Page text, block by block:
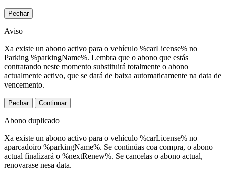
Pechar
Aviso
Xa existe un abono activo para o vehículo %carLicense% no
Parking %parkingName%. Lembra que o abono que estás
contratando neste momento substituirá totalmente o abono
actualmente activo, que se dará de baixa automaticamente na data de
vencemento.
Pechar Continuar
Abono duplicado
Xa existe un abono activo para o vehículo %carLicense% no
aparcadoiro %parkingName%. Se continúas coa compra, o abono
actual finalizará o %nextRenew%. Se cancelas o abono actual,
renovarase nesa data.